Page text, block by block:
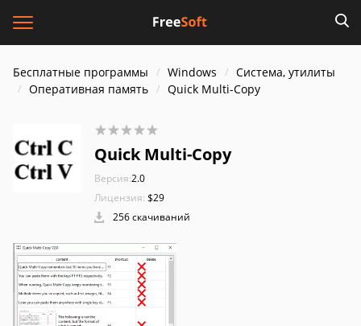
Бесплатные программы Windows
Система, утилиты
Оперативная память
Quick Multi-Copy
Quick Multi-Copy
Версия:2.0
Лицензия: $29
256 скачиваний